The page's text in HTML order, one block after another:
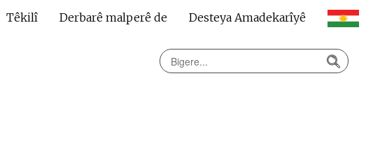
Desteya Amadekarîyê
Derbarê malperê de
Têkilî